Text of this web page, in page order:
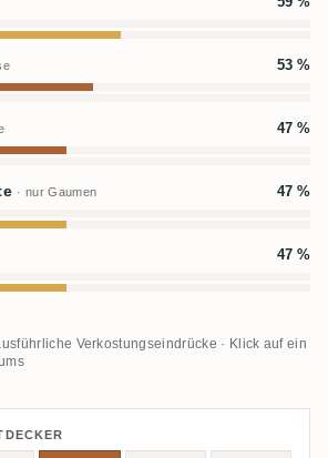
53 %
47 %
· nur Gaumen 47 %
47 %
Verkostungseindrücke · Klick auf ein